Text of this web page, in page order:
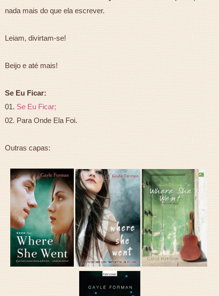
nada mais do que ela escrever.
Leiam, divirtam-se!
Beijo e até mais!
Se Eu Ficar:
01.Se Eu Ficar;
02. Para Onde Ela Foi.
Outras capas: